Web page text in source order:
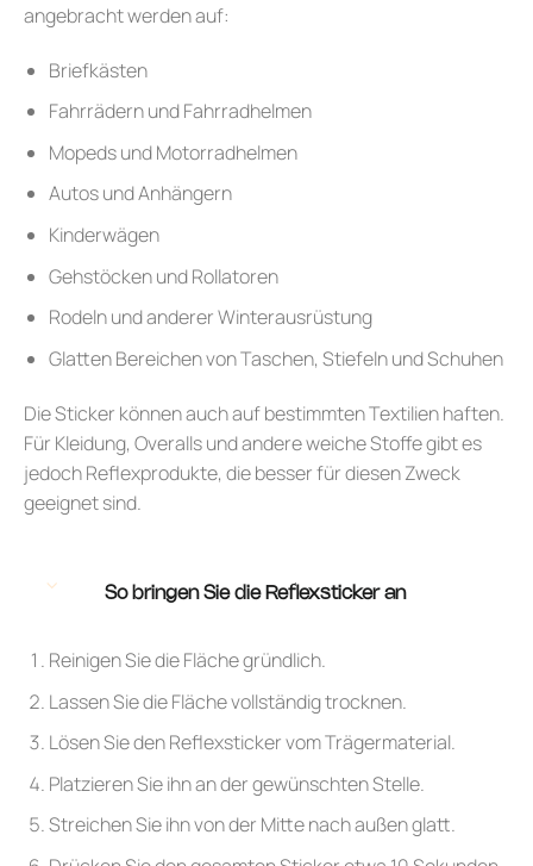
angebracht werden auf:
Briefkästen
Fahrrädern und Fahrradhelmen
Mopeds und Motorradhelmen
Autos und Anhängern
Kinderwägen
Gehstöcken und Rollatoren
Rodeln und anderer Winterausrüstung
Glatten Bereichen von Taschen, Stiefeln und Schuhen
Die Sticker können auch auf bestimmten Textilien haften.
Für Kleidung, Overalls und andere weiche Stoffe gibt es
jedoch Reflexprodukte, die besser für diesen Zweck
geeignet sind.
So bringen Sie die Reflexsticker an
Reinigen Sie die Fläche gründlich.
Lassen Sie die Fläche vollständig trocknen.
Lösen Sie den Reflexsticker vom Trägermaterial.
Platzieren Sie ihn an der gewünschten Stelle.
Streichen Sie ihn von der Mitte nach außen glatt.